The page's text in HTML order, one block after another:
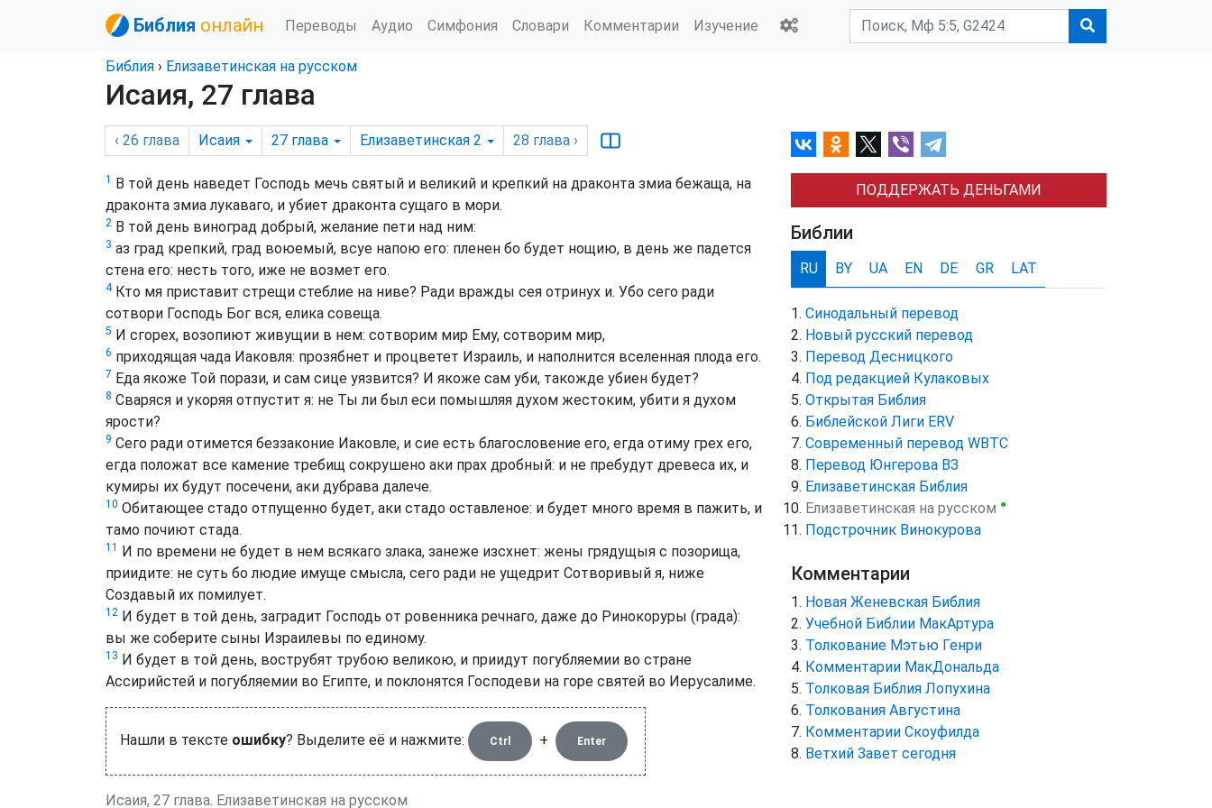
Библия онлайн Переводы Аудио Симфония Словари Комментарии Изучение
Библия › Елизаветинская на русском
Исаия, 27 глава
‹ 26 глава Исаия 27 глава Елизаветинская 2 28 глава ›
1 В той день наведет Господь мечь святый и великий и крепкий на драконта змиа бежаща, на
драконта змиа лукаваго, и убиет драконта сущаго в мори.
2 В той день виноград добрый, желание пети над ним:
3 аз град крепкий, град воюемый, всуе напою его: пленен бо будет нощию, в день же падется
стена его: несть того, иже не возмет его.
4Кто мя приставит стрещи стеблие на ниве? Ради вражды сея отринух и. Убо сего ради
сотвори Господь Бог вся, елика совеща.
5 И сгорех, возопиют живущии в нем: сотворим мир Ему, сотворим мир,
6 приходящая чада Иаковля: прозябнет и процветет Израиль, и наполнится вселенная плода его.
7 Еда якоже Той порази, и сам сице уязвится? И якоже сам уби, такожде убиен будет?
8 Сваряся и укоряя отпустит я: не Ты ли был еси помышляя духом жестоким, убити я духом
ярости?
9 Сего ради отимется беззаконие Иаковле, и сие есть благословение его, егда отиму грех его,
егда положат все камение требищ сокрушено аки прах дробный: и не пребудут древеса их, и
кумиры их будут посечени, аки дубрава далече.
10 Обитающее стадо отпущенно будет, аки стадо оставленое: и будет много время в пажить, и
тамо почиют стада.
11 И по времени не будет в нем всякаго злака, занеже изсхнет: жены грядущыя с позорища,
приидите: не суть бо людие имуще смысла, сего ради не ущедрит Сотворивый я, ниже
Создавый их помилует.
12 И будет в той день, заградит Господь от ровенника речнаго, даже до Ринокоруры (града):
вы же соберите сыны Израилевы по единому.
13 И будет в той день, вострубят трубою великою, и приидут погубляемии во стране
Ассирийстей и погубляемии во Египте, и поклонятся Господеви на горе святей во Иерусалиме.
Нашли в тексте ошибку? Выделите её и нажмите: Ctrl + Enter
Исаия, 27 глава. Елизаветинская на русском
ПОДДЕРЖАТЬ ДЕНЬГАМИ
Библии
RU BY UA EN DE GR LAT
Синодальный перевод
Новый русский перевод
Перевод Десницкого
Под редакцией Кулаковых
Открытая Библия
Библейской Лиги ERV
Cовременный перевод WBTC
Перевод Юнгерова ВЗ
Елизаветинская Библия
Елизаветинская на русском ●
Подстрочник Винокурова
Комментарии
Новая Женевская Библия
Учебной Библии МакАртура
Толкование Мэтью Генри
Комментарии МакДональда
Толковая Библия Лопухина
Толкования Августина
Комментарии Скоуфилда
Ветхий Завет сегодня